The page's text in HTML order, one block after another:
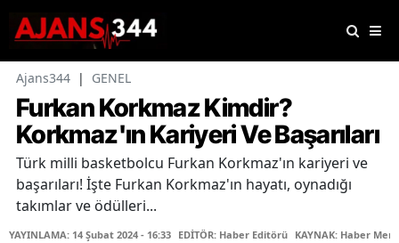
Ajans344 | GENEL
Furkan Korkmaz Kimdir?
Korkmaz'ın Kariyeri Ve Başarıları
Türk milli basketbolcu Furkan Korkmaz'ın kariyeri ve
başarıları! İşte Furkan Korkmaz'ın hayatı, oynadığı
takımlar ve ödülleri...
YAYINLAMA: 14 Şubat 2024 - 16:33 EDİTÖR: Haber Editörü KAYNAK: Haber